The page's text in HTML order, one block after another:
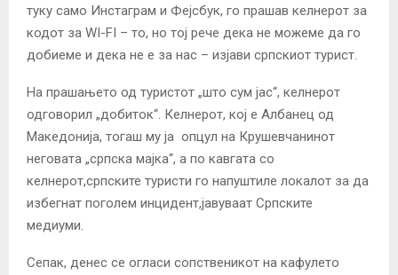
туку само Инстаграм и Фејсбук, го прашав келнерот за
кодот за WI-FI – то, но тој рече дека не можеме да го
добиеме и дека не е за нас – изјави српскиот турист.
На прашањето од туристот „што сум јас“, келнерот
одговорил „добиток“. Келнерот, кој е Албанец од
Македонија, тогаш му ја опцул на Крушевчанинот
неговата „српска мајка“, а по кавгата со
келнерот,српските туристи го напуштиле локалот за да
избегнат поголем инцидент,јавуваат Српските
медиуми.
Сепак, денес се огласи сопственикот на кафулето